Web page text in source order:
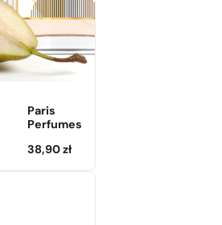
Paris
Perfumes
38,90zł